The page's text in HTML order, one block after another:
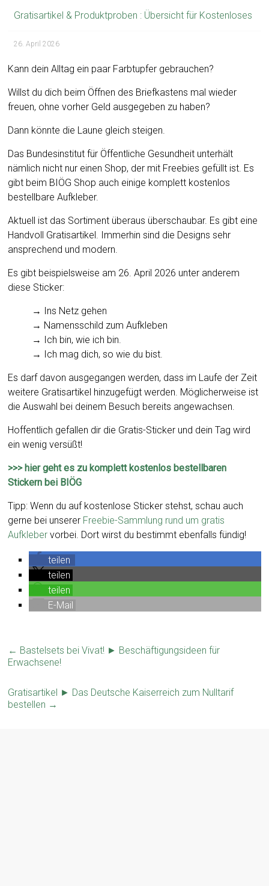
Gratisartikel & Produktproben : Übersicht für Kostenloses
26. April 2026
Kann dein Alltag ein paar Farbtupfer gebrauchen?
Willst du dich beim Öffnen des Briefkastens mal wieder
freuen, ohne vorher Geld ausgegeben zu haben?
Dann könnte die Laune gleich steigen.
Das Bundesinstitut für Öffentliche Gesundheit unterhält
nämlich nicht nur einen Shop, der mit Freebies gefüllt ist. Es
gibt beim BIÖG Shop auch einige komplett kostenlos
bestellbare Aufkleber.
Aktuell ist das Sortiment überaus überschaubar. Es gibt eine
Handvoll Gratisartikel. Immerhin sind die Designs sehr
ansprechend und modern.
Es gibt beispielsweise am 26. April 2026 unter anderem
diese Sticker:
→ Ins Netz gehen
→ Namensschild zum Aufkleben
→ Ich bin, wie ich bin.
→ Ich mag dich, so wie du bist.
Es darf davon ausgegangen werden, dass im Laufe der Zeit
weitere Gratisartikel hinzugefügt werden. Möglicherweise ist
die Auswahl bei deinem Besuch bereits angewachsen.
Hoffentlich gefallen dir die Gratis-Sticker und dein Tag wird
ein wenig versüßt!
>>> hier geht es zu komplett kostenlos bestellbaren
Stickern bei BIÖG
Tipp: Wenn du auf kostenlose Sticker stehst, schau auch
gerne bei unserer Freebie-Sammlung rund um gratis
Aufkleber vorbei. Dort wirst du bestimmt ebenfalls fündig!
teilen
teilen
teilen
E-Mail
← Bastelsets bei Vivat! ► Beschäftigungsideen für
Erwachsene!
Gratisartikel ► Das Deutsche Kaiserreich zum Nulltarif
bestellen →